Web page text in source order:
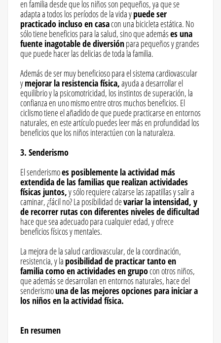
en familia desde que los niños son pequeños, ya que se
adapta a todos los períodos de la vida ypuede ser
practicado incluso en casacon una bicicleta estática. No
sólo tiene beneficios para la salud, sino que ademáses una
fuente inagotable de diversiónpara pequeños y grandes
que puede hacer las delicias de toda la familia.
Además de ser muy beneficioso para el sistema cardiovascular
ymejorar la resistencia física,ayuda a desarrollar el
equilibrio y la psicomotricidad, los instintos de superación, la
confianza en uno mismo entre otros muchos beneficios. El
ciclismo tiene el añadido de que puede practicarse en entornos
naturales, en este artículo puedes leer más en profundidad los
beneficios que los niños interactúen con la naturaleza.
3. Senderismo
El senderismoes posiblemente la actividad más
extendida de las familias que realizan actividades
físicas juntos,y sólo requiere calzarse las zapatillas y salir a
caminar, ¿fácil no? La posibilidad devariar la intensidad, y
de recorrer rutas con diferentes niveles de dificultad
hace que sea adecuado para cualquier edad, y ofrece
beneficios físicos y mentales.
La mejora de la salud cardiovascular, de la coordinación,
resistencia, y la posibilidad de practicar tanto en
familia como en actividades en grupocon otros niños,
que además se desarrollan en entornos naturales, hace del
senderismouna de las mejores opciones para iniciar a
los niños en la actividad física.
En resumen